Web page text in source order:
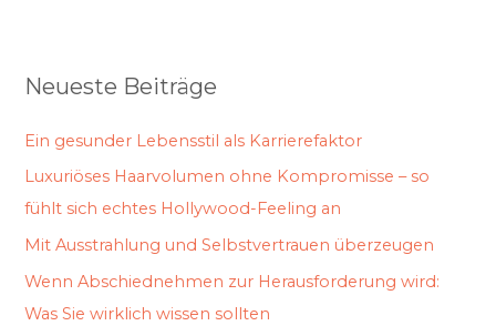
Neueste Beiträge
Ein gesunder Lebensstil als Karrierefaktor
Luxuriöses Haarvolumen ohne Kompromisse – so
fühlt sich echtes Hollywood-Feeling an
Mit Ausstrahlung und Selbstvertrauen überzeugen
Wenn Abschiednehmen zur Herausforderung wird:
Was Sie wirklich wissen sollten